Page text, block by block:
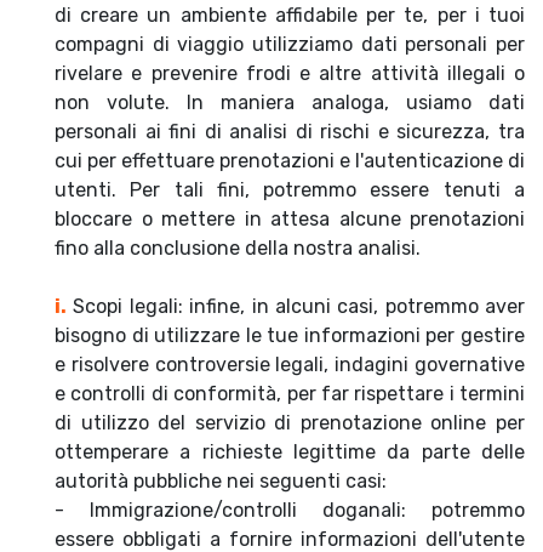
di creare un ambiente affidabile per te, per i tuoi
compagni di viaggio utilizziamo dati personali per
rivelare e prevenire frodi e altre attività illegali o
non volute. In maniera analoga, usiamo dati
personali ai fini di analisi di rischi e sicurezza, tra
cui per effettuare prenotazioni e l'autenticazione di
utenti. Per tali fini, potremmo essere tenuti a
bloccare o mettere in attesa alcune prenotazioni
fino alla conclusione della nostra analisi.
i. Scopi legali: infine, in alcuni casi, potremmo aver
bisogno di utilizzare le tue informazioni per gestire
e risolvere controversie legali, indagini governative
e controlli di conformità, per far rispettare i termini
di utilizzo del servizio di prenotazione online per
ottemperare a richieste legittime da parte delle
autorità pubbliche nei seguenti casi:
- Immigrazione/controlli doganali: potremmo
essere obbligati a fornire informazioni dell'utente